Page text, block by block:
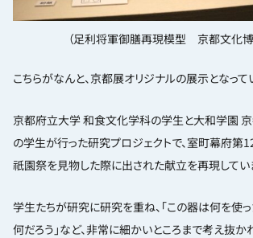
（足利将軍御膳再現模型 京都文化博
こちらがなんと、京都展オリジナルの展示となって
京都府立大学 和食文化学科の学生と大和学園
の学生が行った研究プロジェクトで、室町幕府
祇園祭を見物した際に出された献立を再現してい
学生たちが研究に研究を重ね、「この器は何を使っ
何だろう」など、非常に細かいところまで考え抜